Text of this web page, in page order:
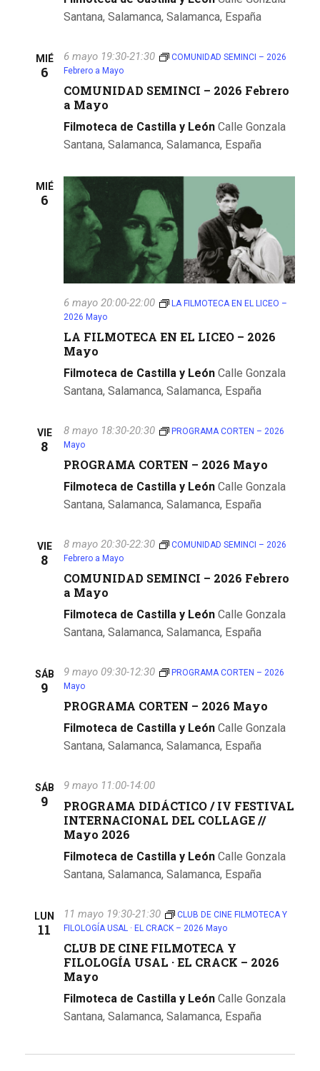
Santana, Salamanca, Salamanca, España
MIÉ
6
6 mayo 19:30-21:30
COMUNIDAD SEMINCI – 2026
Febrero a Mayo
COMUNIDAD SEMINCI – 2026 Febrero
a Mayo
Filmoteca de Castilla y León Calle Gonzala
Santana, Salamanca, Salamanca, España
MIÉ
6
6 mayo 20:00-22:00
LA FILMOTECA EN EL LICEO –
2026 Mayo
LA FILMOTECA EN EL LICEO – 2026
Mayo
Filmoteca de Castilla y León Calle Gonzala
Santana, Salamanca, Salamanca, España
VIE
8
8 mayo 18:30-20:30
PROGRAMA CORTEN – 2026
Mayo
PROGRAMA CORTEN – 2026 Mayo
Filmoteca de Castilla y León Calle Gonzala
Santana, Salamanca, Salamanca, España
VIE
8
8 mayo 20:30-22:30
COMUNIDAD SEMINCI – 2026
Febrero a Mayo
COMUNIDAD SEMINCI – 2026 Febrero
a Mayo
Filmoteca de Castilla y León Calle Gonzala
Santana, Salamanca, Salamanca, España
SÁB
9
9 mayo 09:30-12:30
PROGRAMA CORTEN – 2026
Mayo
PROGRAMA CORTEN – 2026 Mayo
Filmoteca de Castilla y León Calle Gonzala
Santana, Salamanca, Salamanca, España
SÁB
9
9 mayo 11:00-14:00
PROGRAMA DIDÁCTICO / IV FESTIVAL
INTERNACIONAL DEL COLLAGE //
Mayo 2026
Filmoteca de Castilla y León Calle Gonzala
Santana, Salamanca, Salamanca, España
LUN
11
11 mayo 19:30-21:30
CLUB DE CINE FILMOTECA Y
FILOLOGÍA USAL · EL CRACK – 2026 Mayo
CLUB DE CINE FILMOTECA Y
FILOLOGÍA USAL · EL CRACK – 2026
Mayo
Filmoteca de Castilla y León Calle Gonzala
Santana, Salamanca, Salamanca, España